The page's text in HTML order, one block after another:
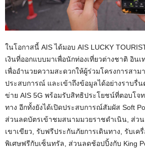
ในโอกาสนี้ AISได้มอบ AIS LUCKY
เงินที่ออกแบบมาเพื่อนักท่องเที่ยวต่างชาติ อินเ
เพื่ออำนวยความสะดวกให้ผู้ร่วมโครงการสาม
ประสบการณ์ และเข้าถึงข้อมูลได้อย่างราบรื่
ข่าย AIS 5G พร้อมรับสิทธิประโยชน์ที่ตอบโจ
ทาง อีกทั้งยังได้เปิดประสบการณ์สัมผัส Soft
ส่วนลดบัตรเข้าชมสนามมวยราชดำเนิน ส่ว
เขาเขียว รับฟรีประกันภัยการเดินทาง รับเค
พิเศษฟรีกับเซ็นทรัล
ส่วนลดช้อปปิ้งกับ King